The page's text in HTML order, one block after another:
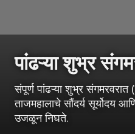
पांढऱ्या शुभ्र
संपूर्ण पांढऱ्या शुभ्र संगमरवरात
ताजमहालाचे सौंदर्य सूर्योदय
उजळून निघते.